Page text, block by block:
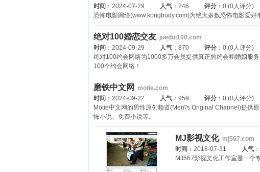
时间 ：2024-07-29 人气 ：246 评分 ：0 (0人评分)
恐怖电影网络(www.kongbudy.com)为绝大多数恐怖电影爱
绝对100婚恋交友 juedui100.com
时间 ：2024-09-29 人气 ：870 评分 ：0 (0人评分)
绝对100约会网络为1000多万会员提供真正的约会和婚姻服
100个约会网络！
磨铁中文网
motie.com
时间 ：2024-09-22 人气 ：959 评分 ：0 (0人评分)
Motie中文网的男性原创频道(Men\'s Original Channel)提供
怖小说、免费小说等。
MJ影视文化 mj567.com
时间 ：2018-07-31 人气
MJ567影视文化工作室是一个